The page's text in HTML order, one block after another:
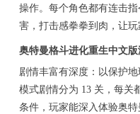
操作。每个角色都有连击
害，打击感拳拳到肉，让玩
奥特曼格斗进化重生中文
剧情丰富有深度：以保护
模式剧情分为 13 关，每关
条件，玩家能深入体验奥特